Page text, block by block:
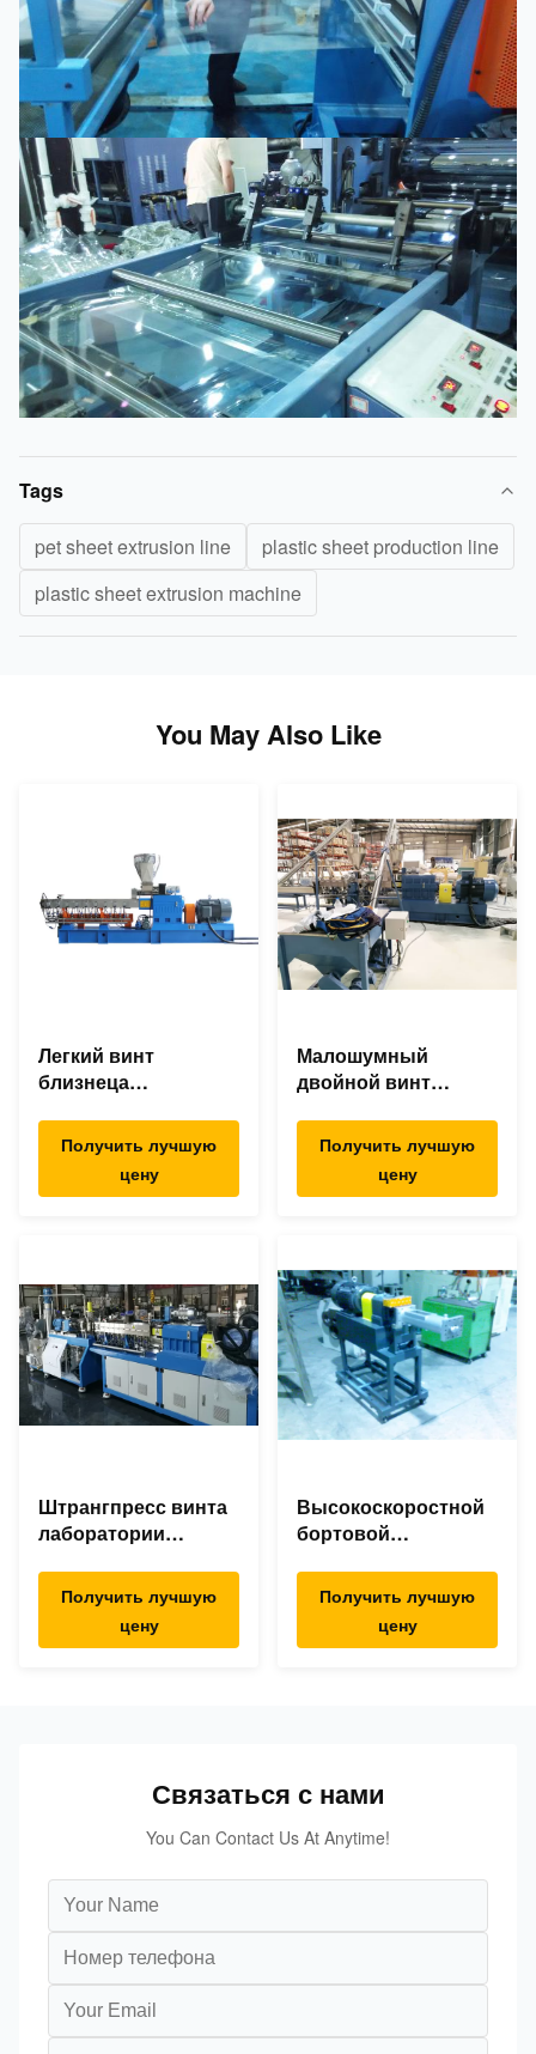
Tags
pet sheet extrusion line
plastic sheet production line
plastic sheet extrusion machine
You May Also Like
Легкий винт
близнеца
смешивая
штрангпресс для
АБС ПК ПА ПС ПЭ
Получить лучшую
цену
Малошумный
двойной винт
штрангпресс,
машину штранг-
прессования ПП/ПЭ
Получить лучшую
цену
Штрангпресс винта
лаборатории
линия штранг-
прессования винта
для ТПЭ ТПР ТПУ
Получить лучшую
цену
Высокоскоростной
бортовой
фидера для сажи
талька ТиО2 Силька
КаКо3.
Получить лучшую
цену
Связаться с нами
You Can Contact Us At Anytime!